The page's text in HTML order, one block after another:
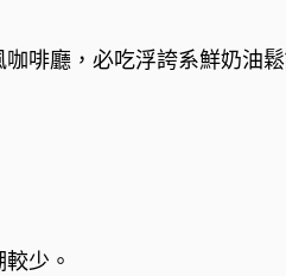
啡廳，必吃浮誇系鮮奶油
少。